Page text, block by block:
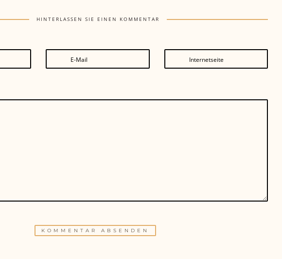
HINTERLASSEN SIE EINEN KOMMENTAR
E-Mail Internetseite